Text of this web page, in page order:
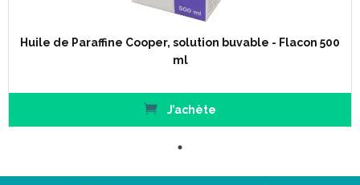
Huile de Paraffine Cooper, solution buvable - Flacon 500
ml
J’achète